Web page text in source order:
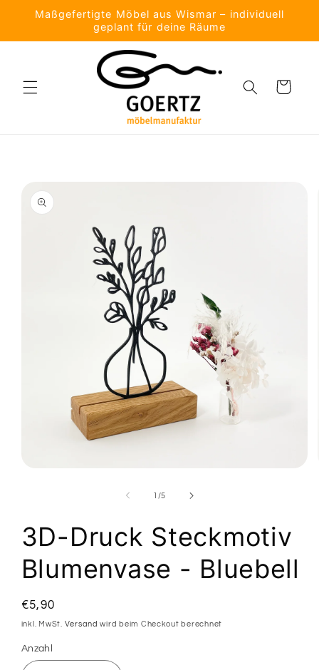
zumMaßgefertigte Möbel aus Wismar – individuell
geplant für deine Räume
Warenkorb
1 /von
5
3D-Druck Steckmotiv
Blumenvase - Bluebell
Normaler
Preis
€5,90
inkl. MwSt. Versand wird beim Checkout berechnet
Anzahl